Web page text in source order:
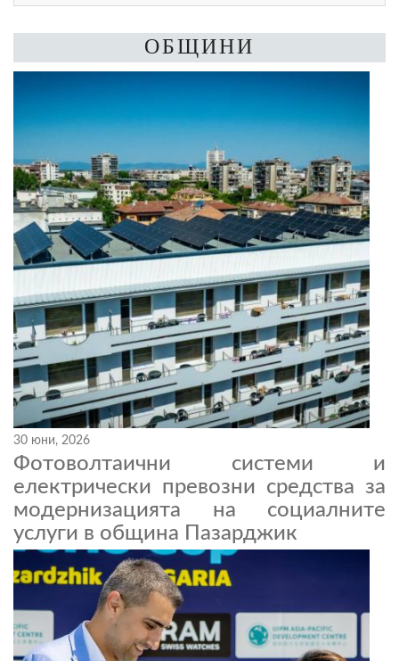
ОБЩИНИ
30 юни, 2026
Фотоволтаични системи и
електрически превозни средства за
модернизацията на социалните
услуги в община Пазарджик